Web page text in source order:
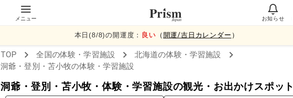
メニュー お知らせ
本日(8/8)の開運度： 良い （ 開運/吉日カレンダー ）
TOP 全国の体験・学習施設 北海道の体験・学習施設
洞爺・登別・苫小牧の体験・学習施設
洞爺・登別・苫小牧・体験・学習施設の観光・お出かけスポット